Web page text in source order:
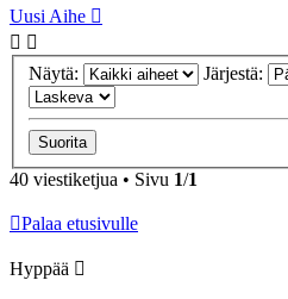
Uusi Aihe
Näytä: Järjestä:
40 viestiketjua • Sivu 1/1
Palaa etusivulle
Hyppää